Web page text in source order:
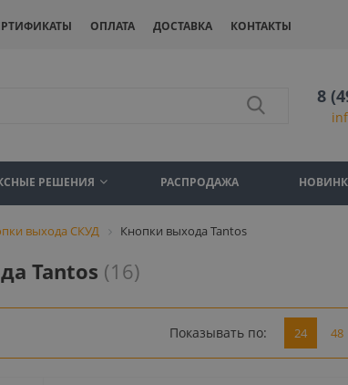
ОПЛАТА ДОСТАВКА КОНТАКТЫ
8
РЕШЕНИЯ РАСПРОДАЖА
выхода СКУД Кнопки выхода Tantos
Tantos (16)
Показывать по: 24 48